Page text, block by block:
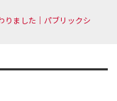
りました｜パブリックシ